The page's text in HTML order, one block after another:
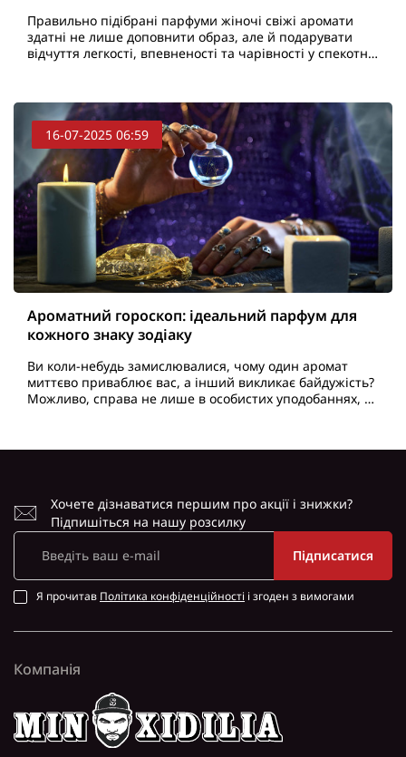
Правильно підібрані парфуми жіночі свіжі аромати
здатні не лише доповнити образ, але й подарувати
відчуття легкості, впевненості та чарівності у спекотні
16-07-2025 06:59
Ароматний гороскоп: ідеальний парфум для
кожного знаку зодіаку
Ви коли-небудь замислювалися, чому один аромат
миттєво приваблює вас, а інший викликає байдужість?
Можливо, справа не лише в особистих уподобаннях, а
Хочете дізнаватися першим про акції і знижки?
Підпишіться на нашу розсилку
Підписатися
Я прочитав Політика конфіденційності і згоден з вимогами
Компанія